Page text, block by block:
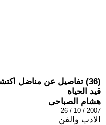
(36) تفاصيل عن مناضل
قيد الحياة
هشام الصباحى
2007 / 10 / 26
الادب والفن